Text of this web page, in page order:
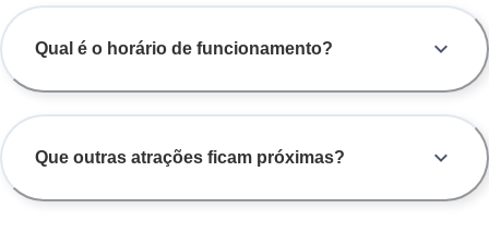
Qual é o horário de funcionamento?
Que outras atrações ficam próximas?